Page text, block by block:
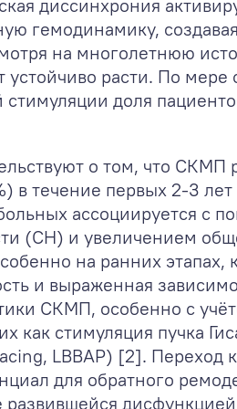
диссинхрония
гемодинамику,
на многолетнюю
устойчиво расти. По
стимуляции доля
о том, что СКМП
в течение первых 2-3
ассоциируется с
(СН) и увеличением
на ранних
и выраженная
СКМП, особенно с
как стимуляция пучка
LBBAP) [2]. Переход
для обратного
развившейся